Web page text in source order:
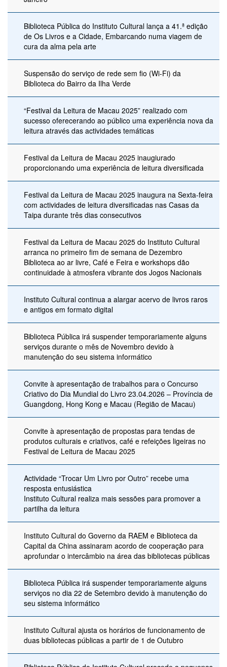
Biblioteca Pública do Instituto Cultural lança a 41.ª edição
de Os Livros e a Cidade, Embarcando numa viagem de
cura da alma pela arte
Suspensão do serviço de rede sem fio (Wi-Fi) da
Biblioteca do Bairro da Ilha Verde
“Festival da Leitura de Macau 2025” realizado com
sucesso oferecerando ao público uma experiência nova da
leitura através das actividades temáticas
Festival da Leitura de Macau 2025 inaugiurado
proporcionando uma experiência de leitura diversificada
Festival da Leitura de Macau 2025 inaugura na Sexta-feira
com actividades de leitura diversificadas nas Casas da
Taipa durante três dias consecutivos
Festival da Leitura de Macau 2025 do Instituto Cultural
arranca no primeiro fim de semana de Dezembro
Biblioteca ao ar livre, Café e Feira e workshops dão
continuidade à atmosfera vibrante dos Jogos Nacionais
Instituto Cultural continua a alargar acervo de livros raros
e antigos em formato digital
Biblioteca Pública irá suspender temporariamente alguns
serviços durante o mês de Novembro devido à
manutenção do seu sistema informático
Convite à apresentação de trabalhos para o Concurso
Criativo do Dia Mundial do Livro 23.04.2026 – Província de
Guangdong, Hong Kong e Macau (Região de Macau)
Convite à apresentação de propostas para tendas de
produtos culturais e criativos, café e refeições ligeiras no
Festival de Leitura de Macau 2025
Actividade “Trocar Um Livro por Outro” recebe uma
resposta entusiástica
Instituto Cultural realiza mais sessões para promover a
partilha da leitura
Instituto Cultural do Governo da RAEM e Biblioteca da
Capital da China assinaram acordo de cooperação para
aprofundar o intercâmbio na área das bibliotecas públicas
Biblioteca Pública irá suspender temporariamente alguns
serviços no dia 22 de Setembro devido à manutenção do
seu sistema informático
Instituto Cultural ajusta os horários de funcionamento de
duas bibliotecas públicas a partir de 1 de Outubro